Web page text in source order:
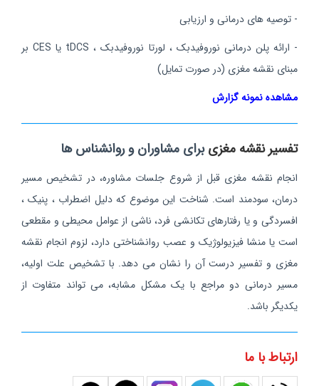
- توصیه های درمانی و ارزیابی
- ارائه پلن درمانی نوروفیدبک ، لورتا نوروفیدبک ، tDCS یا CES بر
مبنای نقشه مغزی (در صورت تمایل)
مشاهده نمونه گزارش
تفسیر نقشه مغزیبرای مشاوران و روانشناس ها
انجام نقشه مغزی قبل از شروع جلسات مشاوره، در تشخیص مسیر
درمان، سودمند است. شناخت این موضوع که دلیل اضطراب ، پنیک ،
افسردگی و یا رفتارهای تکانشی فرد، ناشی از عوامل محیطی و مقطعی
است یا منشا فیزیولوژیک و عصب روانشناختی دارد، لزوم انجام نقشه
مغزی و تفسیر درست آن را نشان می دهد. با تشخیص علت اولیه،
مسیر درمانی دو مراجع با یک مشکل مشابه، می تواند متفاوت از
یکدیگر باشد.
ارتباط با ما